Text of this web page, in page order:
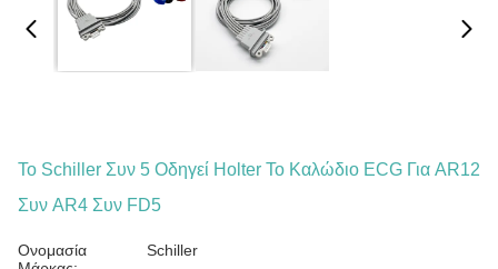
Το Schiller Συν 5 Οδηγεί Holter Το Καλώδιο ECG Για AR12
Συν AR4 Συν FD5
Ονομασία
Schiller